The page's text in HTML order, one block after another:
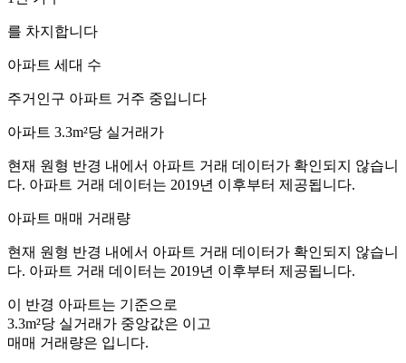
를 차지합니다
아파트 세대 수
주거인구 아파트 거주 중입니다
아파트 3.3m²당 실거래가
현재 원형 반경 내에서 아파트 거래 데이터가 확인되지 않습니
다. 아파트 거래 데이터는 2019년 이후부터 제공됩니다.
아파트 매매 거래량
현재 원형 반경 내에서 아파트 거래 데이터가 확인되지 않습니
다. 아파트 거래 데이터는 2019년 이후부터 제공됩니다.
이 반경 아파트는 기준으로
3.3m²당 실거래가 중앙값은 이고
매매 거래량은 입니다.